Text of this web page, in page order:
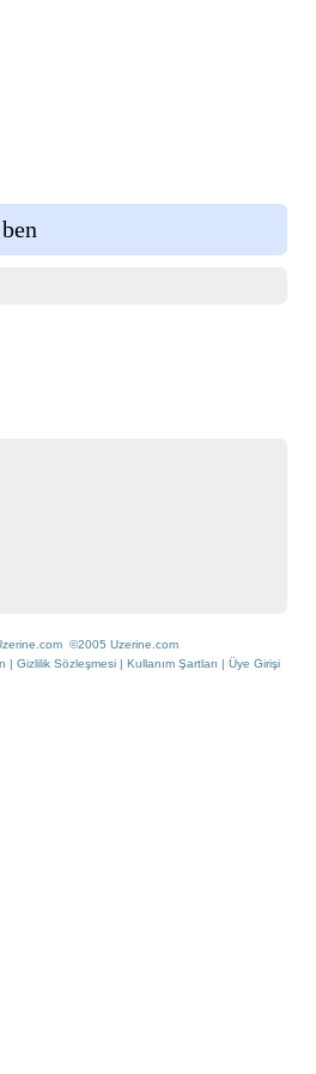
ben
©2005 Uzerine.com
| Gizlilik Sözleşmesi| Kullanım Şartları | Üye Girişi